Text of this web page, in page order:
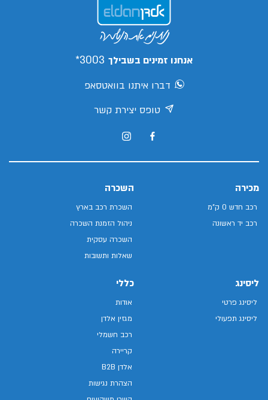
אנחנו זמינים בשבילך 3003*
דברו איתנו בוואטסאפ
טופס יצירת קשר
מכירה
רכב חדש 0 ק"מ
רכב יד ראשונה
השכרה
השכרת רכב בארץ
ניהול הזמנת השכרה
השכרה עסקית
שאלות ותשובות
ליסינג
ליסינג פרטי
ליסינג תפעולי
כללי
אודות
מגזין אלדן
רכב חשמלי
קריירה
אלדן B2B
הצהרת נגישות